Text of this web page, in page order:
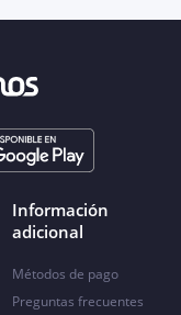
Información
adicional
Métodos de pago
Preguntas frecuentes